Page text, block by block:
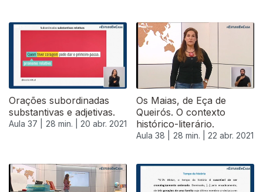
Orações subordinadas
substantivas e adjetivas.
Aula 37 | 28 min. | 20 abr. 2021
Os Maias, de Eça de
Queirós. O contexto
histórico-literário.
Aula 38 | 28 min. | 22 abr. 2021